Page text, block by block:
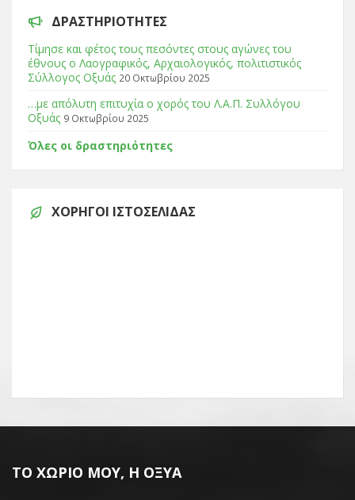
ΔΡΑΣΤΗΡΙΌΤΗΤΕΣ
Τίμησε και φέτος τους πεσόντες στους αγώνες του
έθνους ο Λαογραφικός, Αρχαιολογικός, πολιτιστικός
Σύλλογος Οξυάς 20 Οκτωβρίου 2025
…με απόλυτη επιτυχία ο χορός του Λ.Α.Π. Συλλόγου
Οξυάς 9 Οκτωβρίου 2025
Όλες οι δραστηριότητες
ΧΟΡΗΓΟΊ ΙΣΤΟΣΕΛΊΔΑΣ
ΤΟ ΧΩΡΙΌ ΜΟΥ, Η ΟΞΥΆ